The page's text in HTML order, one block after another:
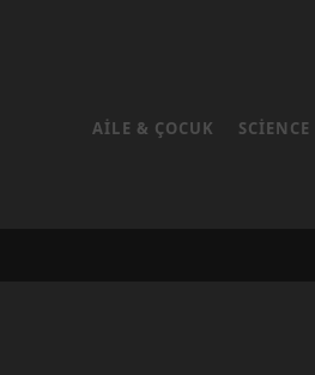
AILE & ÇOCUK SCIENCE